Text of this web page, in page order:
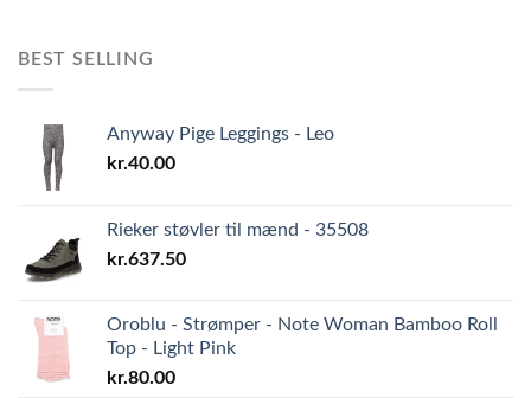
BEST SELLING
Anyway Pige Leggings - Leo
kr.40.00
Rieker støvler til mænd - 35508
kr.637.50
Oroblu - Strømper - Note Woman Bamboo Roll
Top - Light Pink
kr.80.00